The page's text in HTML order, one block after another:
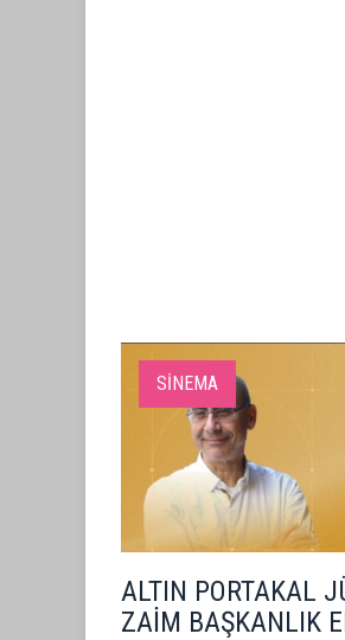
SİNEMA
ALTIN PORTAKAL
ZAİM BAŞKANLIK